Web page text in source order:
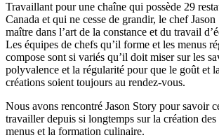
Travaillant pour une chaîne qui possède 29
Canada et qui ne cesse de grandir, le chef Jason
maître dans l’art de la constance et du travail
Les équipes de chefs qu’il forme et les menus
compose sont si variés qu’il doit miser sur les
polyvalence et la régularité pour que le goût et
créations soient toujours au rendez-vous.
Nous avons rencontré Jason Story pour savoir
travailler depuis si longtemps sur la création des
menus et la formation culinaire.